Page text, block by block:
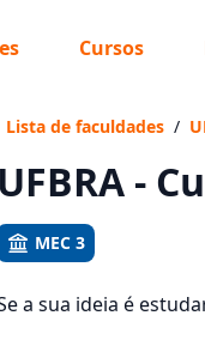
Cursos
Vamos te guiar no
Lista de faculdades /
UFBRA -
MEC 3
a sua ideia é